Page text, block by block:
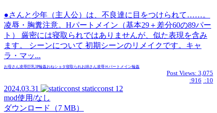
●さんと少年（主人公）は、不良達に目をつけられて……。
凌辱・胸糞注意。Hパートメイン（基本29＋差分60の89パー
ト） 厳密には寝取られではありませんが、似た表現を含み
ます。 シーンについて 初期シーンのリメイクです。キャ
ラ・マッ...
お母さん凌辱巨乳3P輪姦おねショタ寝取られお姉さん凌辱 Ｈパートメイン輪姦
Post Views: 3,075
:916 :10
2024.03.31 staticconst 12
mod使用/なし
ダウンロード（7 MB）